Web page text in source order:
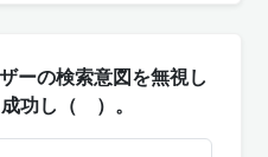
ーの検索意図を無視し
功し（ ）。